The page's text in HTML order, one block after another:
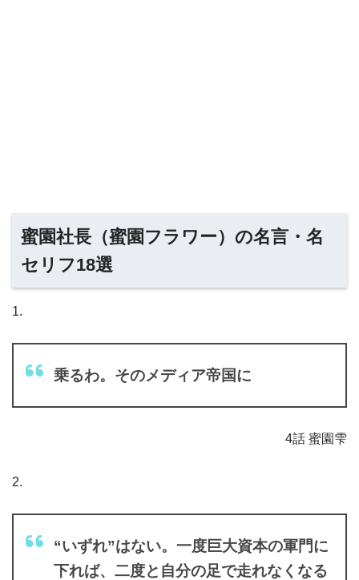
蜜園社長（蜜園フラワー）の名言・名
セリフ18選
1.
乗るわ。そのメディア帝国に
4話 蜜園雫
2.
“いずれ”はない。一度巨大資本の軍門に
下れば、二度と自分の足で走れなくなる